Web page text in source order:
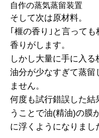
自作の蒸気蒸留装置
そして次は原材料。
｢榧の香り｣と言って
香りがします。
しかし大量に手に入
油分が少なすぎて蒸留
ません。
何度も試行錯誤した結
うことで油(精油)の膜
に浮くようになりまし